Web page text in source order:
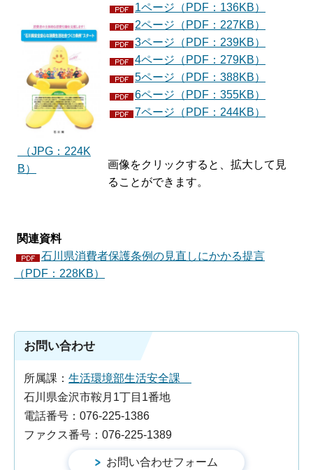
（JPG：224K
B）
1ページ（PDF：136KB）
2ページ（PDF：227KB）
3ページ（PDF：239KB）
4ページ（PDF：279KB）
5ページ（PDF：388KB）
6ページ（PDF：355KB）
7ページ（PDF：244KB）
画像をクリックすると、拡大して見
ることができます。
関連資料
石川県消費者保護条例の見直しにかかる提言
（PDF：228KB）
お問い合わせ
所属課： 生活環境部生活安全課
石川県金沢市鞍月1丁目1番地
電話番号：076-225-1386
ファクス番号：076-225-1389